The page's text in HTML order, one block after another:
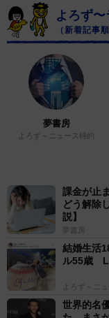
よろず
（新着記事順
夢書房
よろず～ニュース特約
課金が止
どう解除
説】
夢書房
結婚生活
ル55歳
よろず～ニ
世界的名